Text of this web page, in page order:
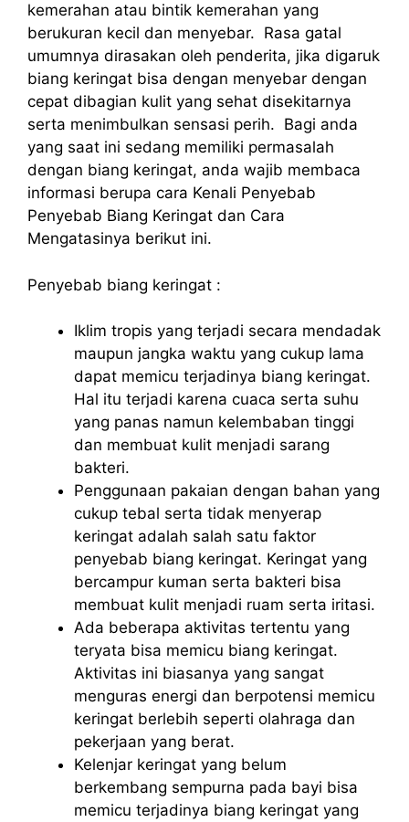
kemerahan atau bintik kemerahan yang
berukuran kecil dan menyebar. Rasa gatal
umumnya dirasakan oleh penderita, jika digaruk
biang keringat bisa dengan menyebar dengan
cepat dibagian kulit yang sehat disekitarnya
serta menimbulkan sensasi perih. Bagi anda
yang saat ini sedang memiliki permasalah
dengan biang keringat, anda wajib membaca
informasi berupa cara Kenali Penyebab
Penyebab Biang Keringat dan Cara
Mengatasinya berikut ini.
Penyebab biang keringat :
Iklim tropis yang terjadi secara mendadak
maupun jangka waktu yang cukup lama
dapat memicu terjadinya biang keringat.
Hal itu terjadi karena cuaca serta suhu
yang panas namun kelembaban tinggi
dan membuat kulit menjadi sarang
bakteri.
Penggunaan pakaian dengan bahan yang
cukup tebal serta tidak menyerap
keringat adalah salah satu faktor
penyebab biang keringat. Keringat yang
bercampur kuman serta bakteri bisa
membuat kulit menjadi ruam serta iritasi.
Ada beberapa aktivitas tertentu yang
teryata bisa memicu biang keringat.
Aktivitas ini biasanya yang sangat
menguras energi dan berpotensi memicu
keringat berlebih seperti olahraga dan
pekerjaan yang berat.
Kelenjar keringat yang belum
berkembang sempurna pada bayi bisa
memicu terjadinya biang keringat yang